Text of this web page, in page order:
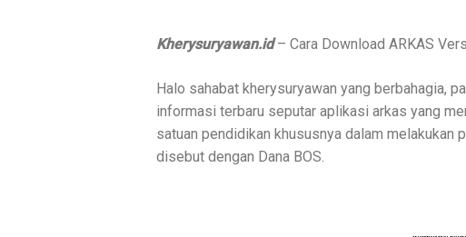
Kherysuryawan.id– Cara Download ARKAS
Halo sahabat kherysuryawan yang berbahagia,
informasi terbaru seputar aplikasi arkas yang
satuan pendidikan khususnya dalam melakukan
disebut dengan Dana BOS.